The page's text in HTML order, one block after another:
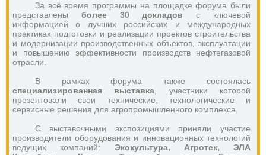
За всё время программы на площадке форума были
представлены более 30 докладов с ключевой
информацией о лучших российских и международных
практиках подготовки и реализации проектов строительства
и модернизации производственных объектов, эксплуатации
и повышению эффективности производств нефтегазовой
отрасли.
специализированная выставка , участники которой
презентовали свои технические, технологические и
сервисные решения для агропромышленного комплекса.
С выставочными экспозициями приняли участие
производители оборудования и инновационных технологий
ведущих компаний: Экокультура, Агротек, ЭЛА